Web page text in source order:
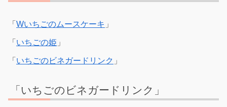
「 Wいちごのムースケーキ 」
「 いちごの姫 」
「 いちごのビネガードリンク 」
「いちごのビネガードリンク」